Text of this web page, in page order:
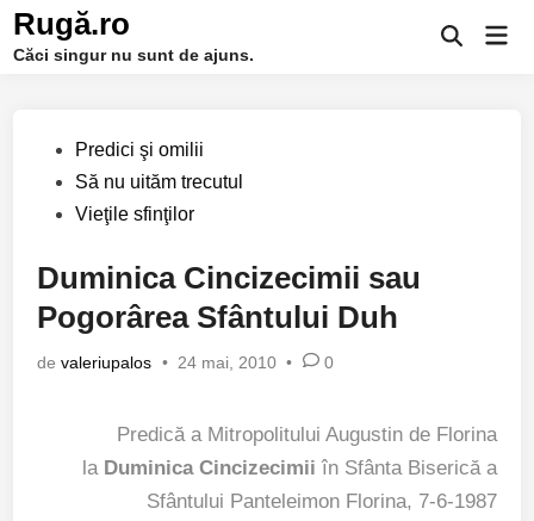
SariRugă.ro
Căci singur nu sunt de ajuns.
Deschide
PublicatPredici şi omilii
Să nu uităm trecutul
Vieţile sfinţilor
Duminica Cincizecimii sau
Pogorârea Sfântului Duh
devaleriupalos • 24 mai, 2010 • 0
Predică a Mitropolitului Augustin de Florina
la Duminica Cincizecimii în Sfânta Biserică a
Sfântului Panteleimon Florina, 7-6-1987